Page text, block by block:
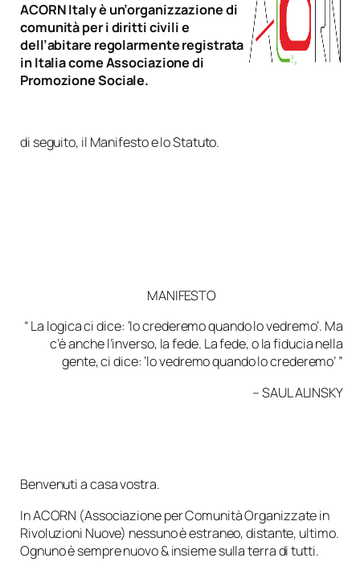
ACORN Italy è un’organizzazione di
comunità per i diritti civili e
dell’abitare regolarmente registrata
in Italia come Associazione di
Promozione Sociale.
di seguito, il Manifestoe loStatuto.
MANIFESTO
“ La logica ci dice: ‘lo crederemo quando lo vedremo’. Ma
c’è anche l’inverso, la fede. La fede, o la fiducia nella
gente, ci dice: ‘lo vedremo quando lo crederemo’ ”
– SAUL ALINSKY
Benvenuti a casa vostra.
In ACORN (Associazione per Comunità Organizzate in
Rivoluzioni Nuove) nessuno è estraneo, distante, ultimo.
Ognuno è sempre nuovo & insieme sulla terra di tutti.